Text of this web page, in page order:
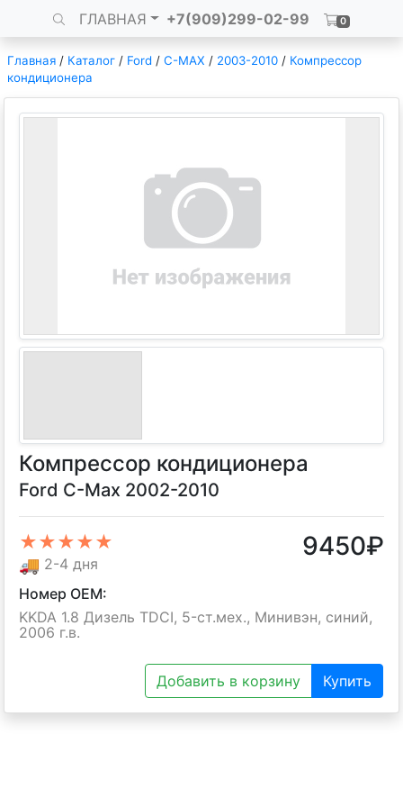
ГЛАВНАЯ +7(909)299-02-99 0
Главная / Каталог / Ford / C-MAX / 2003-2010 / Компрессор
кондиционера
Компрессор кондиционера
Ford C-Max 2002-2010
★★★★★
🚚 2-4 дня
9450₽
Номер OEM:
KKDA 1.8 Дизель TDCI, 5-ст.мех., Минивэн, синий,
2006 г.в.
Добавить в корзину Купить